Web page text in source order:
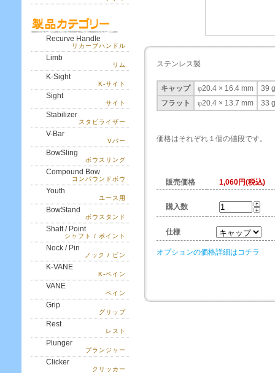
Recurve Handle
リカーブハンドル
Limb
リム
K-Sight
K-サイト
Sight
サイト
Stabilizer
スタビライザー
V-Bar
Vバー
BowSling
ボウスリング
Compound Bow
コンパウンドボウ
Youth
ユース用
BowStand
ボウスタンド
Shaft / Point
シャフト / ポイント
Nock / Pin
ノック / ピン
K-VANE
K-ベイン
VANE
ベイン
Grip
グリップ
Rest
レスト
Plunger
プランジャー
Clicker
クリッカー
ステンレス製
キャップ φ20.4 × 16.4 mm
39 g
フラット
φ20.4 × 13.7 mm 33 g
価格はそれぞれ１個の値段です。
販売価格 1,060円(税込)
購入数
仕様
オプションの価格詳細はコチラ